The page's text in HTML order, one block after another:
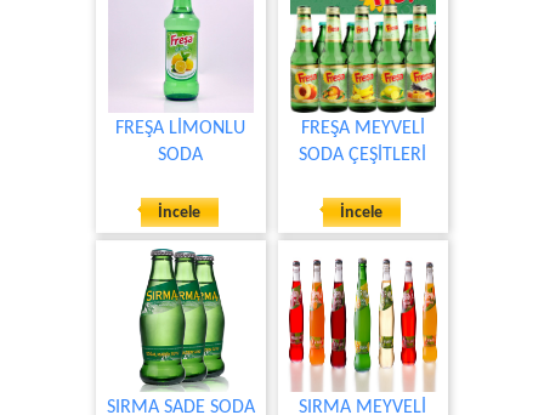
FREŞA LİMONLU
SODA
İncele
FREŞA MEYVELİ
SODA ÇEŞİTLERİ
İncele
SIRMA SADE SODA
SIRMA MEYVELİ